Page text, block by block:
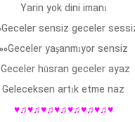
Yarin yok dini imanı
000Geceler sensiz geceler
00Geceler yaşanmıyor sensiz
0Geceler hüsran geceler ayaz
Geleceksen artık etme naz
♥♫♥♫♥♫♥♫♥♫♥♫♥♫♥